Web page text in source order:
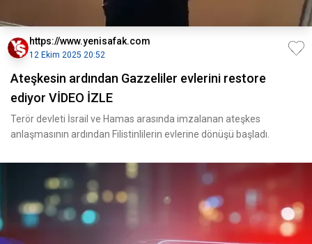
https://www.yenisafak.com
12 Ekim 2025 20:52
Ateşkesin ardından Gazzeliler evlerini restore
ediyor VİDEO İZLE
Terör devleti İsrail ve Hamas arasında imzalanan ateşkes
anlaşmasının ardından Filistinlilerin evlerine dönüşü başladı.